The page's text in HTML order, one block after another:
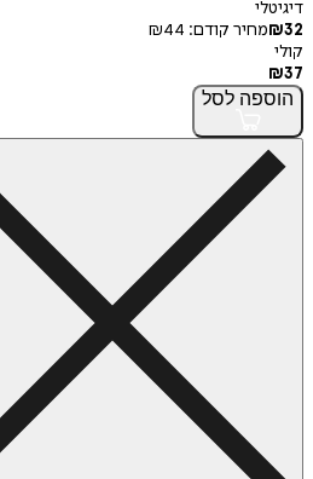
דיגיטלי
₪32 מחיר קודם: ₪44
קולי
₪37
הוספה לסל